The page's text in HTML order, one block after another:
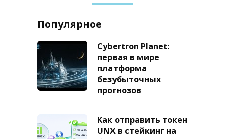
Популярное
Cybertron Planet:
первая в мире
платформа
безубыточных
прогнозов
Как отправить токен
UNX в стейкинг на